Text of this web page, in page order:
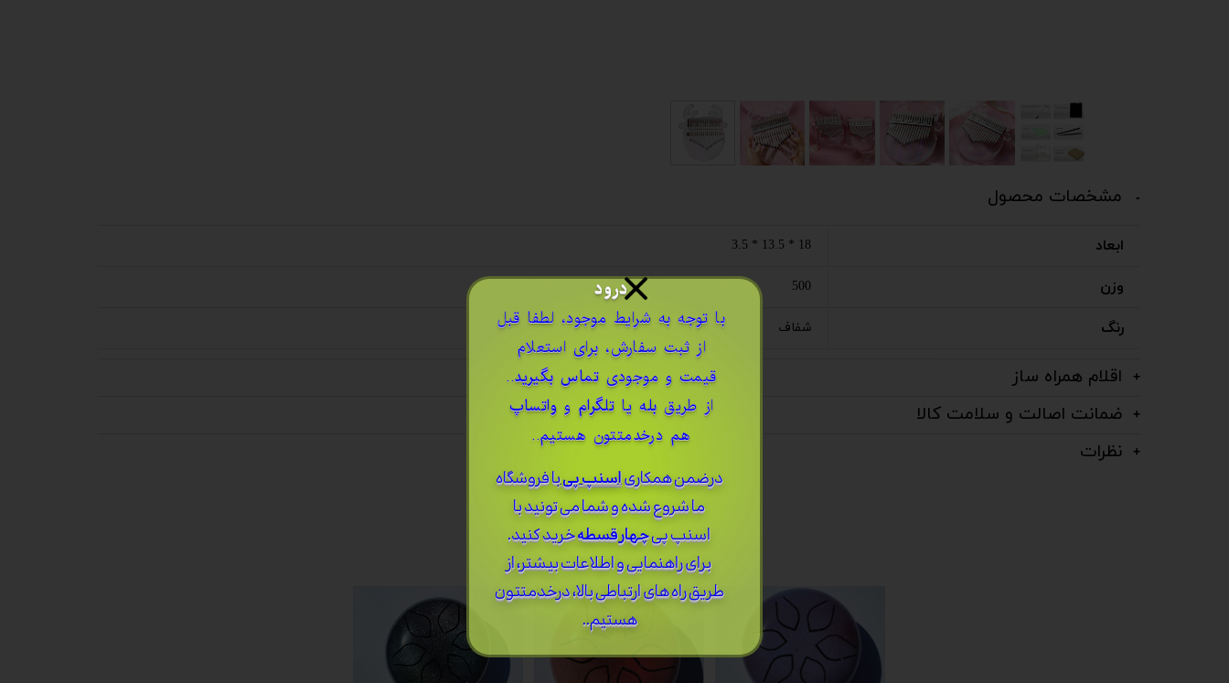
مشخصات محصول
ابعاد 18 * 13.5 * 3.5
وزن 500
رنگ شفاف
اقلام همراه ساز
ضمانت اصالت و سلامت کالا
نظرات
درود
​با توجه به شرایط موجود، لطفا قبل
از ثبت سفارش، برای استعلام
قیمت و موجودیتماس بگیرید..
از طریق بله یا تلگرام وواتساپ
هم درخدمتتون هستیم..
درضمن ​همکاریاسنپ پیبا فروشگاه
ما شروع شده و شما می تونید با
اسنپ پیچهار قسطهخرید کنید.
برای راهنمایی و اطلاعات بیشتر، از
طریق راه های ارتباطی بالا، درخدمتتون
هستیم..